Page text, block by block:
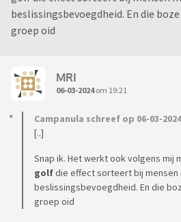
beslissingsbevoegdheid. En die
groep oid
MRI
06-03-2024om 19:21
Campanula schreef op 06-03-
[..]
Snap ik. Het werkt ook volgens mij
golfdie effect sorteert bij mensen
beslissingsbevoegdheid. En die
groep oid